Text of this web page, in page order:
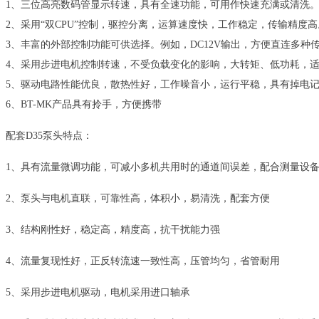
1、三位高亮数码管显示转速，具有全速功能，可用作快速充满或清洗。
2、采用“双CPU”控制，驱控分离，运算速度快，工作稳定，传输精度
3、丰富的外部控制功能可供选择。例如，DC12V输出，方便直连多
4、采用步进电机控制转速，不受负载变化的影响，大转矩、低功耗，
5、驱动电路性能优良，散热性好，工作噪音小，运行平稳，具有掉
6、BT-MK产品具有拎手，方便携带
配套D35泵头特点：
1、具有流量微调功能，可减小多机共用时的通道间误差，配合测量设
2、泵头与电机直联，可靠性高，体积小，易清洗，配套方便
3、结构刚性好，稳定高，精度高，抗干扰能力强
4、流量复现性好，正反转流速一致性高，压管均匀，省管耐用
5、采用步进电机驱动，电机采用进口轴承